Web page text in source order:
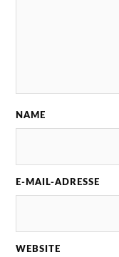
NAME
E-MAIL-ADRESSE
WEBSITE